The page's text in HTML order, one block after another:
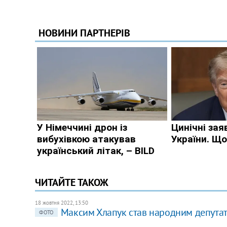
ЧИТАЙТЕ ТАКОЖ
18 жовтня 2022, 13:50
ФОТО
Максим Хлапук став народним